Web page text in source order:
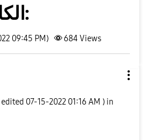
الكاميرا الاماميه:
09:45 PM) 684Views
‎07-15-2022 01:16 AM ) in